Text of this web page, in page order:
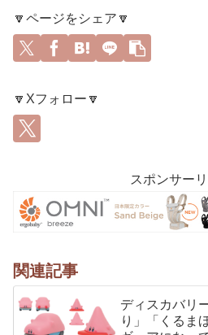
🔽ページをシェア🔽
🔽Xフォロー🔽
スポンサー
関連記事
ディスカバリ
り」「くるま